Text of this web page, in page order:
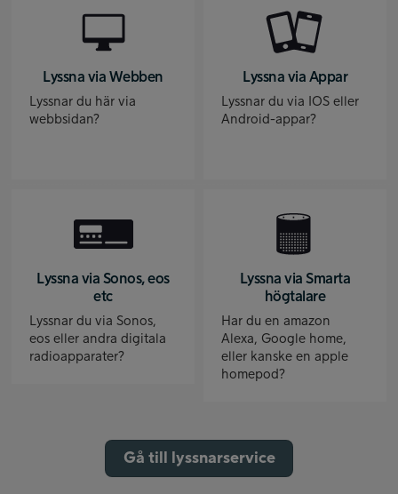
Lyssna via Webben
Lyssnar du här via
webbsidan?
Lyssna via Appar
Lyssnar du via IOS eller
Android-appar?
Lyssna via Sonos, eos
etc
Lyssnar du via Sonos,
eos eller andra digitala
radioapparater?
Lyssna via Smarta
högtalare
Har du en amazon
Alexa, Google home,
eller kanske en apple
homepod?
Gå till lyssnarservice